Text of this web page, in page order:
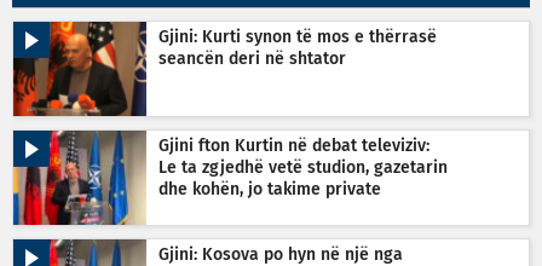
Gjini: Kurti synon të mos e thërrasë
seancën deri në shtator
Gjini fton Kurtin në debat televiziv:
Le ta zgjedhë vetë studion, gazetarin
dhe kohën, jo takime private
Gjini: Kosova po hyn në një nga